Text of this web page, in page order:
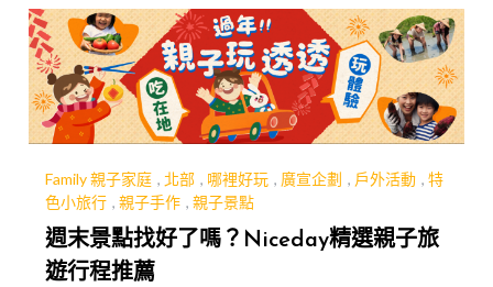
Family 親子家庭 ,北部 , 哪裡好玩 , 廣宣企劃 , 戶外活動 ,特
色小旅行 ,親子手作 ,親子景點
週末景點找好了嗎？Niceday精選親子旅
遊行程推薦